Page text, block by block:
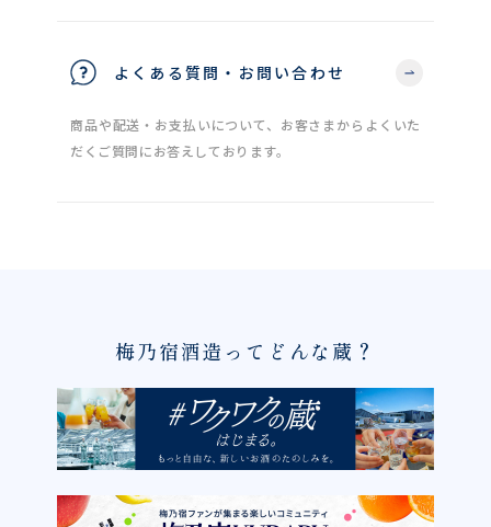
よくある質問・お問い合わせ
商品や配送・お支払いについて、お客さまからよくいた
だくご質問にお答えしております。
梅乃宿酒造ってどんな蔵？